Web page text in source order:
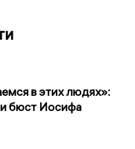
в этих людях»:
бюст Иосифа